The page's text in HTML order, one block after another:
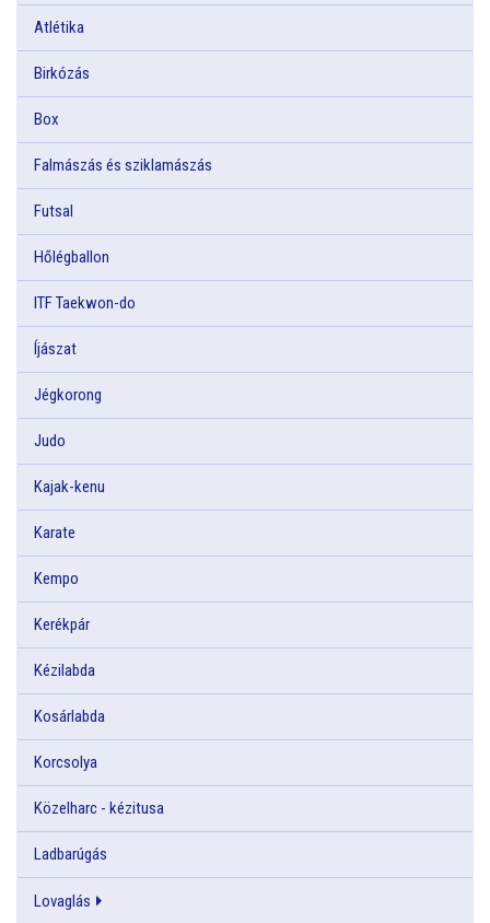
Atlétika
Birkózás
Box
Falmászás és sziklamászás
Futsal
Hőlégballon
ITF Taekwon-do
Íjászat
Jégkorong
Judo
Kajak-kenu
Karate
Kempo
Kerékpár
Kézilabda
Kosárlabda
Korcsolya
Közelharc - kézitusa
Ladbarúgás
Lovaglás